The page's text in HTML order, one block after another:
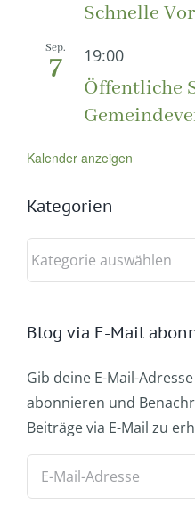
Schnelle
Sep.
7 19:00
Öffentliche
Kalender anzeigen
Kategorien
Kategorien
Blog via E-Mail
Gib deine E-Mail-
abonnieren und
Beiträge via E-Mail zu
Mail-